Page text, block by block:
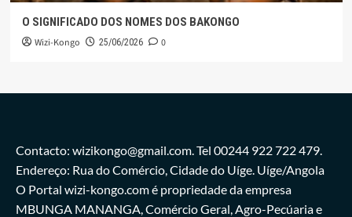
O SIGNIFICADO DOS NOMES DOS BAKONGO
Wizi-Kongo 25/06/2026 0
Contacto: wizikongo@gmail.com. Tel 00244 922 722 479.
Endereço: Rua do Comércio, Cidade do Uíge. Uíge/Angola
O Portal wizi-kongo.com é propriedade da empresa
MBUNGA MANANGA, Comércio Geral, Agro-Pecúaria e